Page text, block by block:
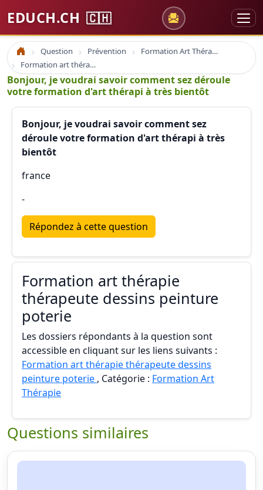
EDUCH.CH 🇨🇭
Accueil Question Prévention
Formation Art Thérapie
Formation art thérapie thérapeute dessins peinture poterie
Bonjour, je voudrai savoir comment sez déroule
votre formation d'art thérapi à très bientôt
Bonjour, je voudrai savoir comment sez
déroule votre formation d'art thérapi à très
bientôt
france
-
Répondez à cette question
Formation art thérapie
thérapeute dessins peinture
poterie
Les dossiers répondants à la question sont
accessible en cliquant sur les liens suivants :
Formation art thérapie thérapeute dessins
peinture poterie , Catégorie : Formation Art
Thérapie
Questions similaires